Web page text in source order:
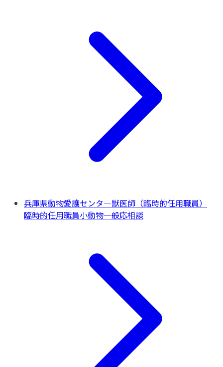
兵庫県動物愛護センタ―獣医師（臨時的任用職員）
臨時的任用職員小動物一般応相談